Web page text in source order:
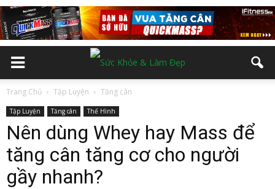
Trang Chủ Tập Luyện Tăng cân
Tập Luyện Tăng cân Thể Hình
Nên dùng Whey hay Mass để
tăng cân tăng cơ cho người
gầy nhanh?